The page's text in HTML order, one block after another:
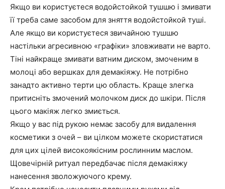
Якщо ви користуєтеся водойстойкой тушшю і змивати
її треба саме засобом для зняття водойстойкой туші.
Але якщо ви користуєтеся звичайною тушшю
настільки агресивною «графіки» зловживати не варто.
Тіні найкраще змивати ватним диском, змоченим в
молоці або вершках для демакіяжу. Не потрібно
занадто активно терти цю область. Краще злегка
притисніть змочений молочком диск до шкіри. Після
цього макіяж легко змиється.
Якщо у вас під рукою немає засобу для видалення
косметики з очей – ви цілком можете скористатися
для цих цілей високоякісним рослинним маслом.
Щовечірній ритуал передбачає після демакіяжу
нанесення зволожуючого крему.